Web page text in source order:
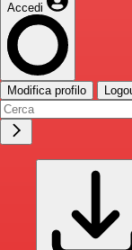
Accedi
Modifica profilo